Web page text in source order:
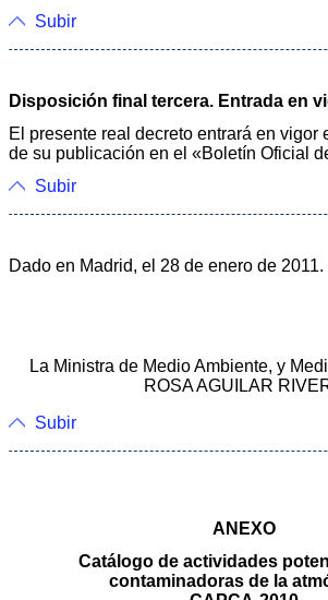
Subir
Disposición final tercera. Entrada en
El presente real decreto entrará en vigor
de su publicación en el «Boletín Oficial
Subir
Dado en Madrid, el 28 de enero de 2011.
La Ministra de Medio Ambiente, y
ROSA AGUILAR
Subir
ANEXO
Catálogo de actividades
contaminadoras de la